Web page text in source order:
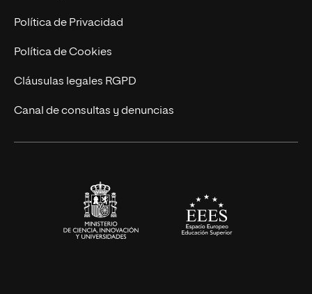
Postgrados
Cursos Universitarios
Trabaja en UNIR
Actualidad
UNIR Revista
Eventos
Política de Privacidad
Política de Cookies
Cláusulas legales RGPD
Canal de consultas y denuncias